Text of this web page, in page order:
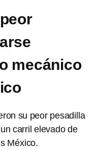
mecánico
su peor pesadilla
carril elevado de
México.